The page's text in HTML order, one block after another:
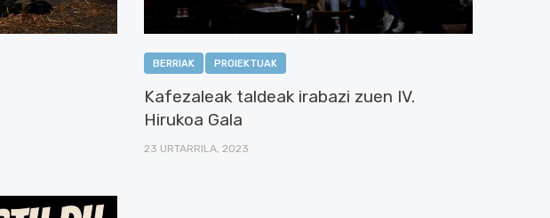
BERRIAK PROIEKTUAK
Kafezaleak taldeak irabazi zuen IV.
Hirukoa Gala
23 URTARRILA, 2023